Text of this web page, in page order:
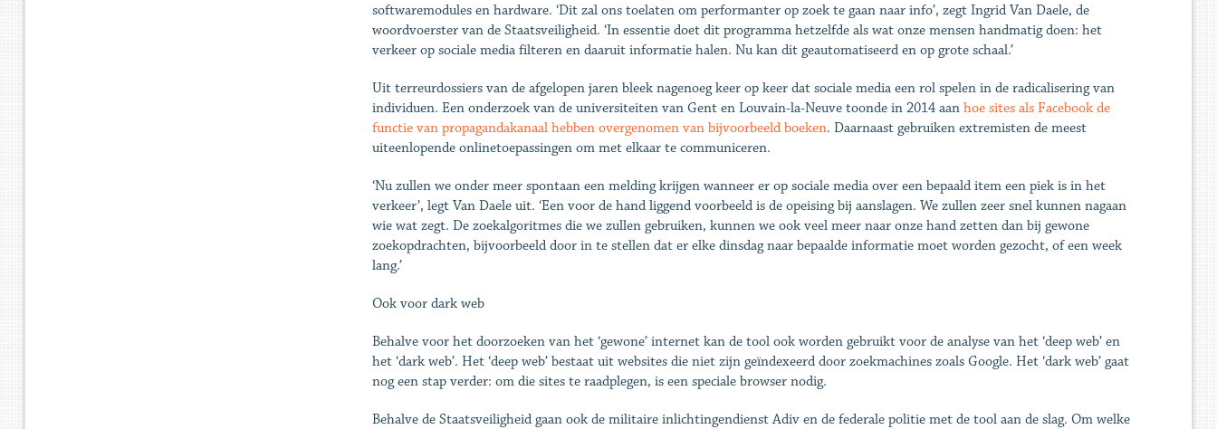
softwaremodules en hardware. ‘Dit zal ons toelaten om performanter op zoek te gaan naar info’, zegt Ingrid Van Daele, de
woordvoerster van de Staatsveiligheid. ‘In essentie doet dit programma hetzelfde als wat onze mensen handmatig doen: het
verkeer op sociale media filteren en daaruit informatie halen. Nu kan dit geautomatiseerd en op grote schaal.’
Uit terreurdossiers van de afgelopen jaren bleek nagenoeg keer op keer dat sociale media een rol spelen in de radicalisering van
individuen. Een onderzoek van de universiteiten van Gent en Louvain-la-Neuve toonde in 2014 aan hoe sites als Facebook de
functie van propaganda­kanaal hebben overgenomen van bijvoorbeeld boeken. Daarnaast gebruiken extremisten de meest
uiteenlopende onlinetoepassingen om met elkaar te communiceren.
‘Nu zullen we onder meer spontaan een melding krijgen wanneer er op sociale media over een bepaald item een piek is in het
verkeer’, legt Van Daele uit. ‘Een voor de hand liggend voorbeeld is de opeising bij aanslagen. We zullen zeer snel kunnen nagaan
wie wat zegt. De zoekalgoritmes die we zullen gebruiken, kunnen we ook veel meer naar onze hand zetten dan bij gewone
zoekopdrachten, bijvoorbeeld door in te stellen dat er elke dinsdag naar bepaalde informatie moet worden gezocht, of een week
lang.’
Ook voor dark web
Behalve voor het doorzoeken van het ‘gewone’ internet kan de tool ook worden gebruikt voor de analyse van het ‘deep web’ en
het ‘dark web’. Het ‘deep web’ bestaat uit websites die niet zijn geïndexeerd door zoek­machines zoals Google. Het ‘dark web’ gaat
nog een stap verder: om die sites te raadplegen, is een speciale browser nodig.
Behalve de Staatsveiligheid gaan ook de militaire inlichtingendienst Adiv en de federale politie met de tool aan de slag. Om welke